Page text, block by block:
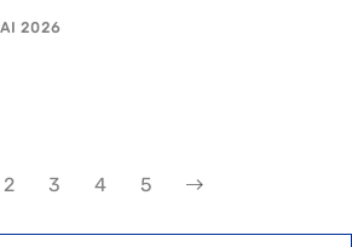
2026
2 3 4 5